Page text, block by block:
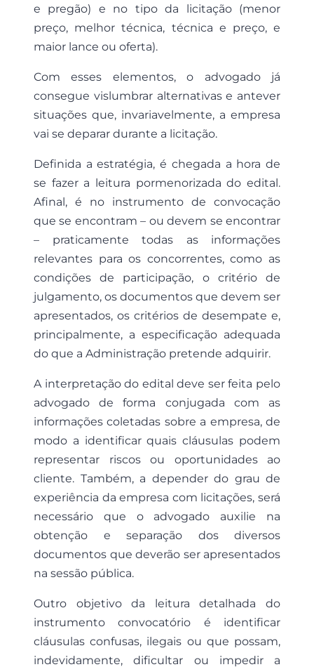
e pregão) e no tipo da licitação (menor
preço, melhor técnica, técnica e preço, e
maior lance ou oferta).
Com esses elementos, o advogado já
consegue vislumbrar alternativas e antever
situações que, invariavelmente, a empresa
vai se deparar durante a licitação.
Definida a estratégia, é chegada a hora de
se fazer a leitura pormenorizada do edital.
Afinal, é no instrumento de convocação
que se encontram – ou devem se encontrar
– praticamente todas as informações
relevantes para os concorrentes, como as
condições de participação, o critério de
julgamento, os documentos que devem ser
apresentados, os critérios de desempate e,
principalmente, a especificação adequada
do que a Administração pretende adquirir.
A interpretação do edital deve ser feita pelo
advogado de forma conjugada com as
informações coletadas sobre a empresa, de
modo a identificar quais cláusulas podem
representar riscos ou oportunidades ao
cliente. Também, a depender do grau de
experiência da empresa com licitações, será
necessário que o advogado auxilie na
obtenção e separação dos diversos
documentos que deverão ser apresentados
na sessão pública.
Outro objetivo da leitura detalhada do
instrumento convocatório é identificar
cláusulas confusas, ilegais ou que possam,
indevidamente, dificultar ou impedir a